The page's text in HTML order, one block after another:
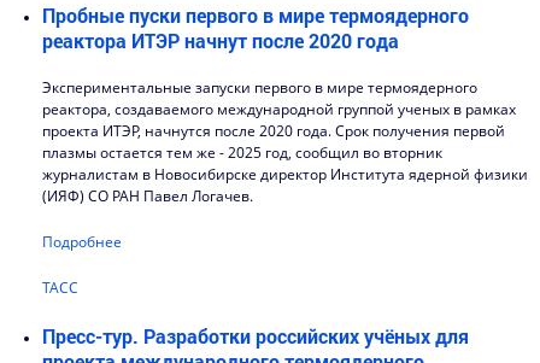
Пробные пуски первого в мире термоядерного
реактора ИТЭР начнут после 2020 года
Экспериментальные запуски первого в мире термоядерного
реактора, создаваемого международной группой ученых в рамках
проекта ИТЭР, начнутся после 2020 года. Срок получения первой
плазмы остается тем же - 2025 год, сообщил во вторник
журналистам в Новосибирске директор Института ядерной физики
(ИЯФ) СО РАН Павел Логачев.
Подробнее
ТАСС
Пресс-тур. Разработки российских учёных для